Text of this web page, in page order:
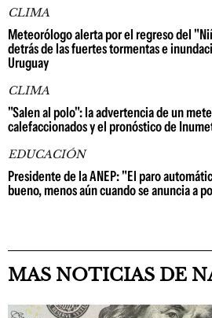
CLIMA
Meteorólogo alerta por el regreso del
detrás de las fuertes tormentas e
Uruguay
CLIMA
"Salen al polo": la advertencia de un
calefaccionados y el pronóstico de
EDUCACIÓN
Presidente de la ANEP: "El paro
bueno, menos aún cuando se anuncia a
MAS NOTICIAS DE